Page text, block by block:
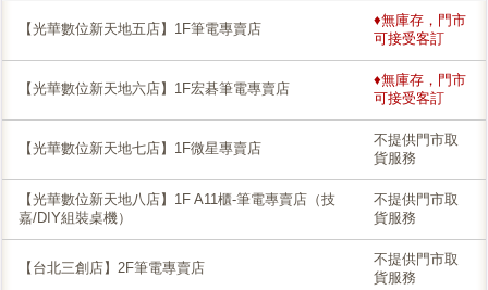
【光華數位新天地五店】1F筆電專賣店
♦無庫存，門市
可接受客訂
【光華數位新天地六店】1F宏碁筆電專賣店
♦無庫存，門市
可接受客訂
【光華數位新天地七店】1F微星專賣店
不提供門市取
貨服務
【光華數位新天地八店】1F A11櫃-筆電專賣店（技
嘉/DIY組裝桌機）
不提供門市取
貨服務
【台北三創店】2F筆電專賣店
不提供門市取
貨服務